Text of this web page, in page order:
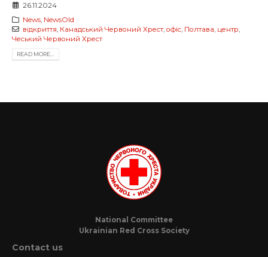
26.11.2024
News, NewsOld
відкриття Канадський Червоний Хрест, офіс, Полтава центр
Чеський Червоний Хрест
READ MORE...
National Committee
Ukrainian Red Cross Society
Contact us